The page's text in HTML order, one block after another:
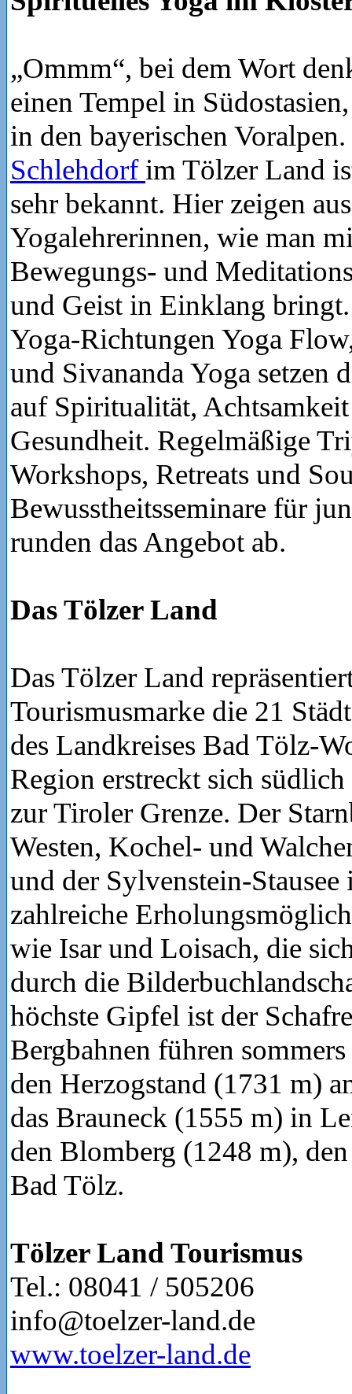
„Ommm“, bei dem Wort
einen Tempel in
in den bayerischen
Schlehdorf im Tölzer Land
sehr bekannt. Hier zeigen
Yogalehrerinnen, wie man
Bewegungs- und
und Geist in Einklang
Yoga-Richtungen Yoga
und Sivananda Yoga setzen
auf Spiritualität,
Gesundheit. Regelmäßige
Workshops, Retreats und
Bewusstheitsseminare für
runden das Angebot ab.
Das Tölzer Land
Das Tölzer Land
Tourismusmarke die 21
des Landkreises Bad Tölz-
Region erstreckt sich
zur Tiroler Grenze. Der
Westen, Kochel- und
und der Sylvenstein-Stausee
zahlreiche
wie Isar und Loisach, die
durch die
höchste Gipfel ist der
Bergbahnen führen
den Herzogstand (1731 m)
das Brauneck (1555 m) in
den Blomberg (1248 m),
Bad Tölz.
Tölzer Land Tourismus
Tel.: 08041 / 505206
info@toelzer-land.de
www.toelzer-land.de